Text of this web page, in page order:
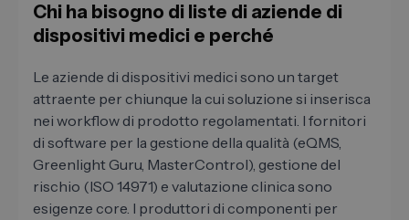
Chi ha bisogno di liste di aziende di
dispositivi medici e perché
Le aziende di dispositivi medici sono un target
attraente per chiunque la cui soluzione si inserisca
nei workflow di prodotto regolamentati. I fornitori
di software per la gestione della qualità (eQMS,
Greenlight Guru, MasterControl), gestione del
rischio (ISO 14971) e valutazione clinica sono
esigenze core. I produttori di componenti per